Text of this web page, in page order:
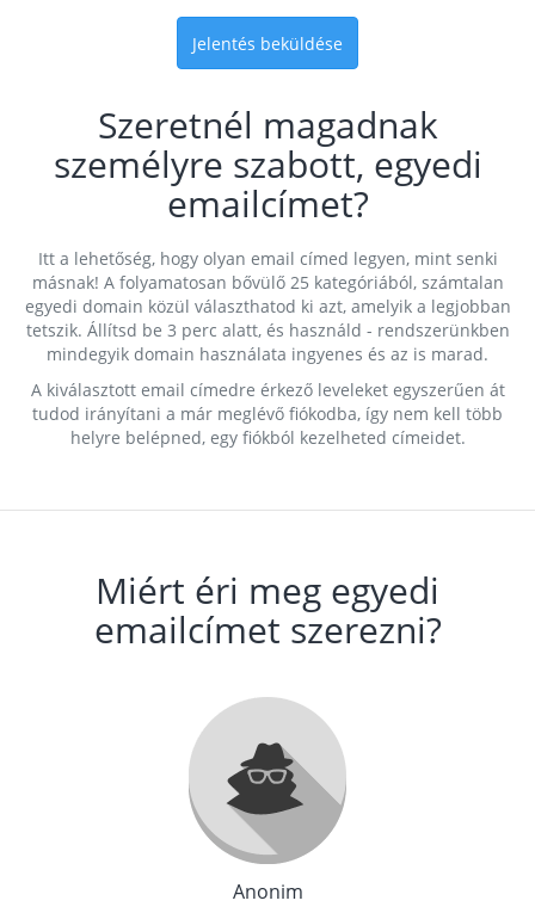
Jelentés beküldése
Szeretnél magadnak
személyre szabott, egyedi
emailcímet?
Itt a lehetőség, hogy olyan email címed legyen, mint senki
másnak! A folyamatosan bővülő 25 kategóriából, számtalan
egyedi domain közül választhatod ki azt, amelyik a legjobban
tetszik. Állítsd be 3 perc alatt, és használd - rendszerünkben
mindegyik domain használata ingyenes és az is marad.
A kiválasztott email címedre érkező leveleket egyszerűen át
tudod irányítani a már meglévő fiókodba, így nem kell több
helyre belépned, egy fiókból kezelheted címeidet.
Miért éri meg egyedi
emailcímet szerezni?
Anonim